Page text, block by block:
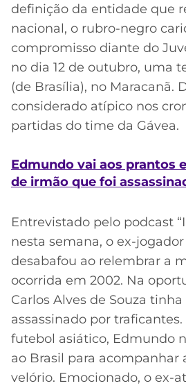
definição da entidade que
nacional, o rubro-negro
compromisso diante do
no dia 12 de outubro, uma
(de Brasília), no Maracanã.
considerado atípico nos
partidas do time da Gávea.
Edmundo vai aos prantos
de irmão que foi
Entrevistado pelo podcast
nesta semana, o ex-
desabafou ao relembrar a
ocorrida em 2002. Na
Carlos Alves de Souza tinha
assassinado por
futebol asiático, Edmundo
ao Brasil para acompanhar
velório. Emocionado, o ex-